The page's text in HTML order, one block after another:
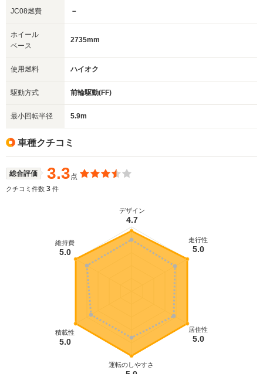
JC08燃費 －
ホイール
ベース
2735mm
使用燃料 ハイオク
駆動方式 前輪駆動(FF)
最小回転半径 5.9m
車種クチコミ
総合評価 3.3点
クチコミ件数 3 件
デザイン
4.7
走行性
5.0
居住性
5.0
運転のしやすさ
積載性
5.0
維持費
5.0